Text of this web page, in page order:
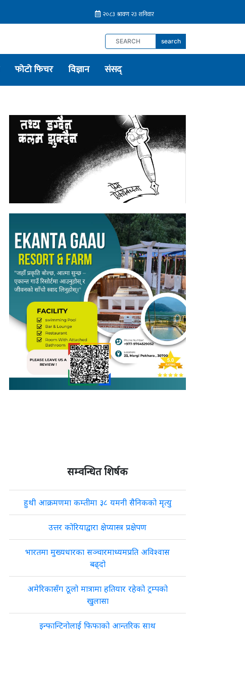
search
फोटो फिचर विज्ञान संसद्
सम्वन्धित शिर्षक
हुथी आक्रमणमा कम्तीमा ३८ यमनी सैनिकको मृत्यु
उत्तर कोरियाद्वारा क्षेप्यास्त्र प्रक्षेपण
भारतमा मुख्यधारका सञ्चारमाध्यमप्रति अविश्वास
बढ्दो
अमेरिकासँग ठूलो मात्रामा हतियार रहेको ट्रम्पको
खुलासा
इन्फान्टिनोलाई फिफाको आन्तरिक साथ